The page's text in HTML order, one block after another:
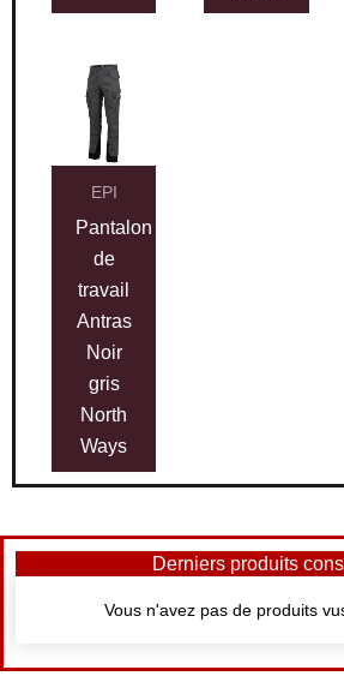
EPI
Pantalon
de
travail
Antras
Noir
gris
North
Ways
Derniers produits
Vous n'avez pas de produits